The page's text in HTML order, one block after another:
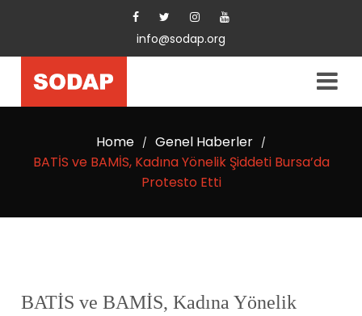
info@sodap.org
Home / Genel Haberler /
BATİS ve BAMİS, Kadına Yönelik Şiddeti Bursa’da
Protesto Etti
BATİS ve BAMİS, Kadına Yönelik